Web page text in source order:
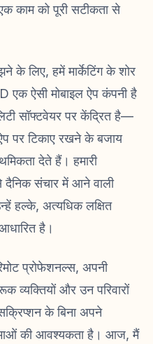
काम को पूरी सटीकता से
के लिए, हमें मार्केटिंग के शोर
एक ऐसी मोबाइल ऐप कंपनी है
सॉफ्टवेयर पर केंद्रित है—
पर टिकाए रखने के बजाय
देते हैं। हमारी
दैनिक संचार में आने वाली
हल्के, अत्यधिक लक्षित
है।
प्रोफेशनल्स, अपनी
व्यक्तियों और उन परिवारों
के बिना अपने
की आवश्यकता है। आज, मैं